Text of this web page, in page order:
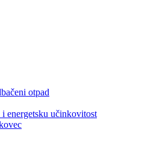
otpad
energetsku učinkovitost